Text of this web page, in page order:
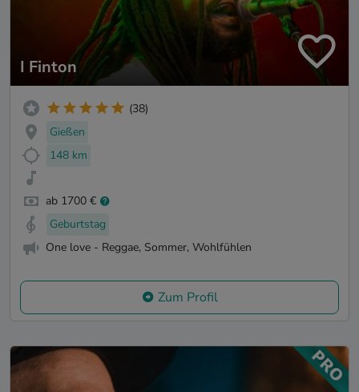
I Finton
(38)
Gießen
148 km
ab 1700 €
Geburtstag
One love - Reggae, Sommer, Wohlfühlen
Zum Profil